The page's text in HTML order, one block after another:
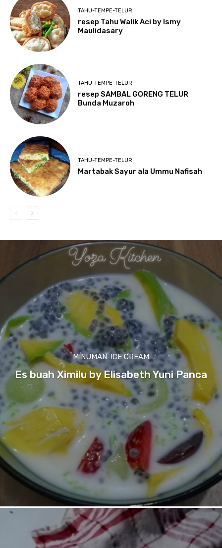
TAHU-TEMPE-TELUR
resep Tahu Walik Aci by Ismy
Maulidasary
TAHU-TEMPE-TELUR
resep SAMBAL GORENG TELUR
Bunda Muzaroh
TAHU-TEMPE-TELUR
Martabak Sayur ala Ummu Nafisah
MINUMAN-ICE CREAM
Es buah Ximilu by Elisabeth Yuni Panca